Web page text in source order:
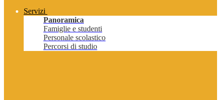
Servizi
Panoramica
Famiglie e studenti
Personale scolastico
Percorsi di studio